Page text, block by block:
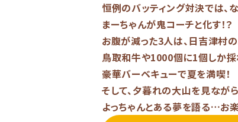
恒例のバッティング対決では、
まーちゃんが鬼コーチと化す！？
お腹が減った3人は、日吉津村
鳥取和牛や1000個に1個しか
豪華バーベキューで夏を満喫！
そして、夕暮れの大山を見ながら
よっちゃんとある夢を語る…お